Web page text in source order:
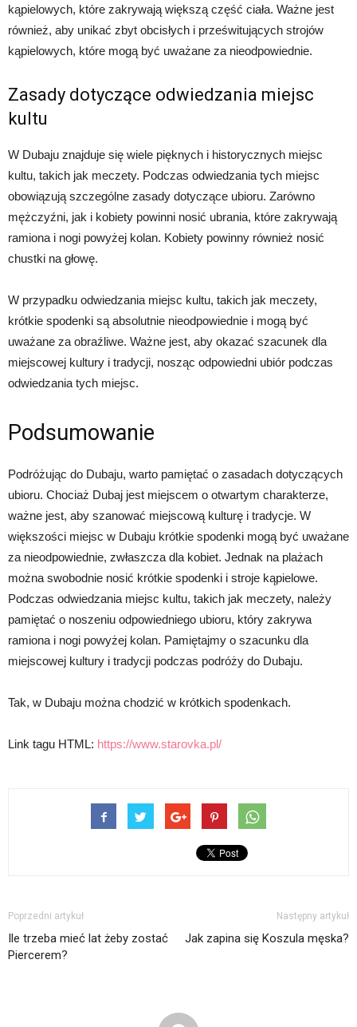
kąpielowych, które zakrywają większą część ciała. Ważne jest
również, aby unikać zbyt obcisłych i prześwitujących strojów
kąpielowych, które mogą być uważane za nieodpowiednie.
Zasady dotyczące odwiedzania miejsc
kultu
W Dubaju znajduje się wiele pięknych i historycznych miejsc
kultu, takich jak meczety. Podczas odwiedzania tych miejsc
obowiązują szczególne zasady dotyczące ubioru. Zarówno
mężczyźni, jak i kobiety powinni nosić ubrania, które zakrywają
ramiona i nogi powyżej kolan. Kobiety powinny również nosić
chustki na głowę.
W przypadku odwiedzania miejsc kultu, takich jak meczety,
krótkie spodenki są absolutnie nieodpowiednie i mogą być
uważane za obraźliwe. Ważne jest, aby okazać szacunek dla
miejscowej kultury i tradycji, nosząc odpowiedni ubiór podczas
odwiedzania tych miejsc.
Podsumowanie
Podróżując do Dubaju, warto pamiętać o zasadach dotyczących
ubioru. Chociaż Dubaj jest miejscem o otwartym charakterze,
ważne jest, aby szanować miejscową kulturę i tradycje. W
większości miejsc w Dubaju krótkie spodenki mogą być uważane
za nieodpowiednie, zwłaszcza dla kobiet. Jednak na plażach
można swobodnie nosić krótkie spodenki i stroje kąpielowe.
Podczas odwiedzania miejsc kultu, takich jak meczety, należy
pamiętać o noszeniu odpowiedniego ubioru, który zakrywa
ramiona i nogi powyżej kolan. Pamiętajmy o szacunku dla
miejscowej kultury i tradycji podczas podróży do Dubaju.
Tak, w Dubaju można chodzić w krótkich spodenkach.
Link tagu HTML: https://www.starovka.pl/
Poprzedni artykuł
Ile trzeba mieć lat żeby zostać
Piercerem?
Następny artykuł
Jak zapina się Koszula męska?